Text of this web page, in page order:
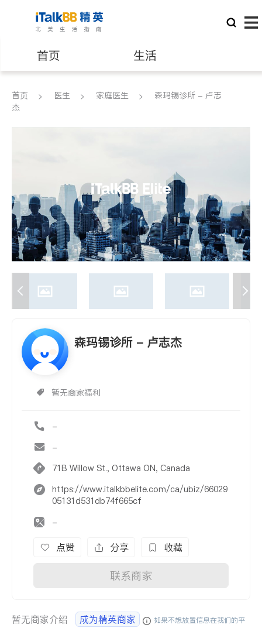
首页 生活
医生 律师
建筑装修
首页 医生 家庭医生
森玛锡诊所 - 卢志
杰
森玛锡诊所 - 卢志杰
暂无商家福利
-
-
71B Willow St., Ottawa ON, Canada
https://www.italkbbelite.com/ca/ubiz/66029
05131d531db74f665cf
-
点赞 分享 收藏
联系商家
暂无商家介绍 成为精英商家
如果不想放置信息在我们的平